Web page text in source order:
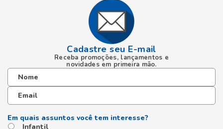
Cadastre seu E-mail
Receba promoções, lançamentos e
novidades em primeira mão.
Infantil